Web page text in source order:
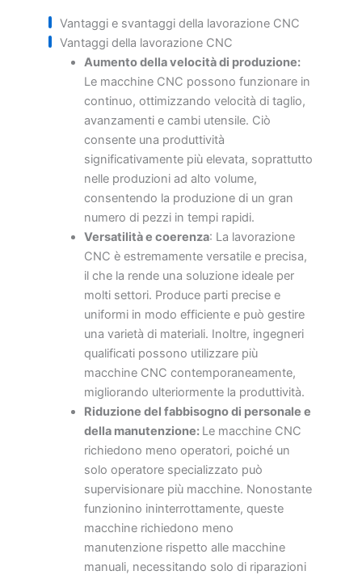
Vantaggi e svantaggi della lavorazione CNC
Vantaggi della lavorazione CNC
Aumento della velocità di produzione:
Le macchine CNC possono funzionare in
continuo, ottimizzando velocità di taglio,
avanzamenti e cambi utensile. Ciò
consente una produttività
significativamente più elevata, soprattutto
nelle produzioni ad alto volume,
consentendo la produzione di un gran
numero di pezzi in tempi rapidi.
Versatilità e coerenza: La lavorazione
CNC è estremamente versatile e precisa,
il che la rende una soluzione ideale per
molti settori. Produce parti precise e
uniformi in modo efficiente e può gestire
una varietà di materiali. Inoltre, ingegneri
qualificati possono utilizzare più
macchine CNC contemporaneamente,
migliorando ulteriormente la produttività.
Riduzione del fabbisogno di personale e
della manutenzione: Le macchine CNC
richiedono meno operatori, poiché un
solo operatore specializzato può
supervisionare più macchine. Nonostante
funzionino ininterrottamente, queste
macchine richiedono meno
manutenzione rispetto alle macchine
manuali, necessitando solo di riparazioni